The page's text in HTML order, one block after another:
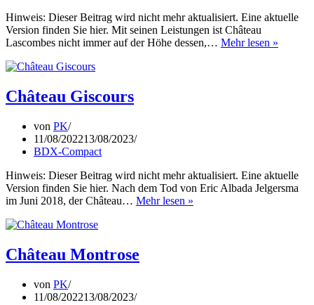
Hinweis: Dieser Beitrag wird nicht mehr aktualisiert. Eine aktuelle
Version finden Sie hier. Mit seinen Leistungen ist Château
Lascombes nicht immer auf der Höhe dessen,… Mehr lesen »
Château Giscours
von PK
11/08/202213/08/2023
BDX-Compact
Hinweis: Dieser Beitrag wird nicht mehr aktualisiert. Eine aktuelle
Version finden Sie hier. Nach dem Tod von Eric Albada Jelgersma
im Juni 2018, der Château… Mehr lesen »
Château Montrose
von PK
11/08/202213/08/2023